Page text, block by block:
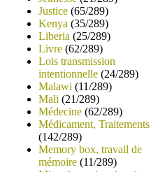
Justice (65/289)
Kenya (35/289)
Liberia (25/289)
Livre (62/289)
Lois transmission
intentionnelle (24/289)
Malawi (11/289)
Mali (21/289)
Médecine (62/289)
Médicament, Traitements
(142/289)
Memory box, travail de
mémoire (11/289)